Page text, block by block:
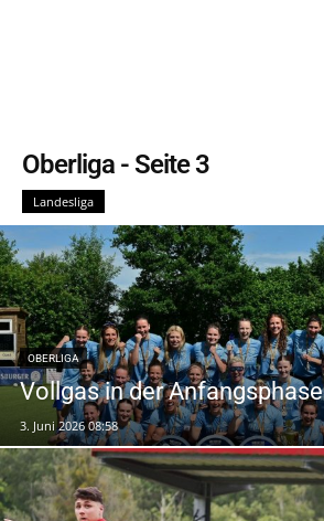
Oberliga - Seite 3
Landesliga
OBERLIGA
Vollgas in der Anfangsphase
3. Juni 2026 08:58